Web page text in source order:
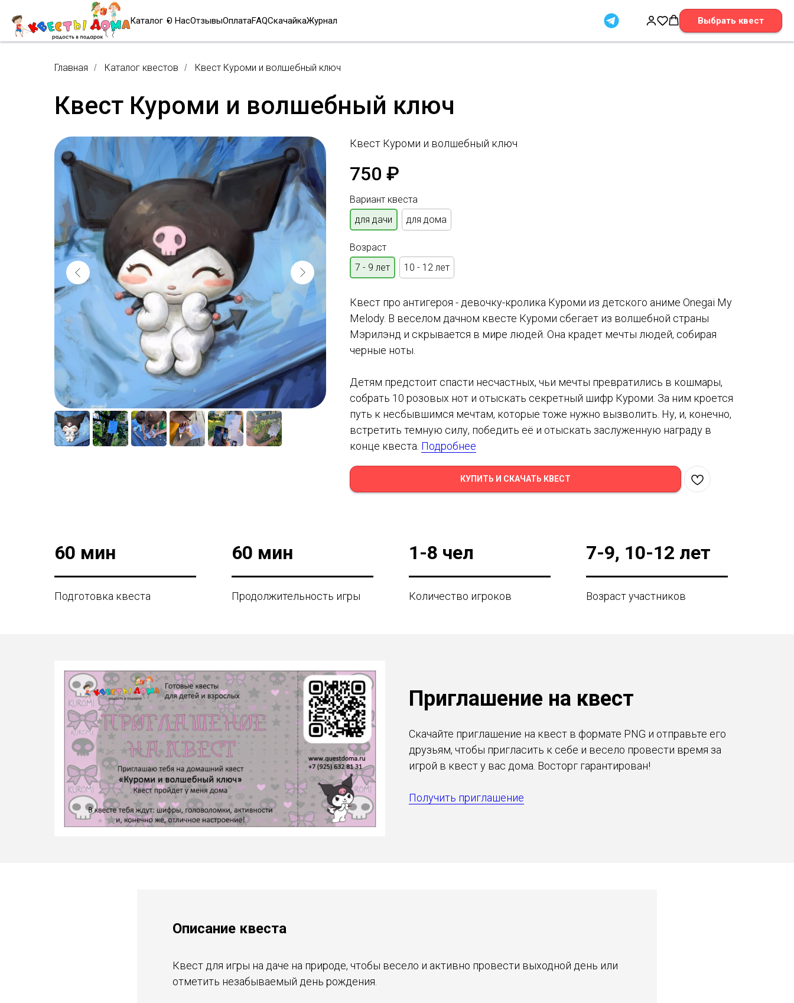
Каталог О НасОтзывыОплатаFAQСкачайкаЖурнал Выбрать квест
Главная / Каталог квестов / Квест Куроми и волшебный ключ
Квест Куроми и волшебный ключ
Квест Куроми и волшебный ключ
750 ₽
Вариант квеста
для дачи
для дома
Возраст
7 - 9 лет
10 - 12 лет
Квест про антигероя - девочку-кролика Куроми из детского аниме Onegai My
Melody. В веселом дачном квесте Куроми сбегает из волшебной страны
Мэрилэнд и скрывается в мире людей. Она крадет мечты людей, собирая
черные ноты.
Детям предстоит спасти несчастных, чьи мечты превратились в кошмары,
собрать 10 розовых нот и отыскать секретный шифр Куроми. За ним кроется
путь к несбывшимся мечтам, которые тоже нужно вызволить. Ну, и, конечно,
встретить темную силу, победить её и отыскать заслуженную награду в
конце квеста. Подробнее
КУПИТЬ И СКАЧАТЬ КВЕСТ
60 мин
Подготовка квеста
60 мин
Продолжительность игры
1-8 чел
Количество игроков
7-9, 10-12 лет
Возраст участников
Приглашение на квест
Скачайте приглашение на квест в формате PNG и отправьте его
друзьям, чтобы пригласить к себе и весело провести время за
игрой в квест у вас дома. Восторг гарантирован!
Получить приглашение
Описание квеста
Квест для игры на даче на природе, чтобы весело и активно провести выходной день или
отметить незабываемый день рождения.